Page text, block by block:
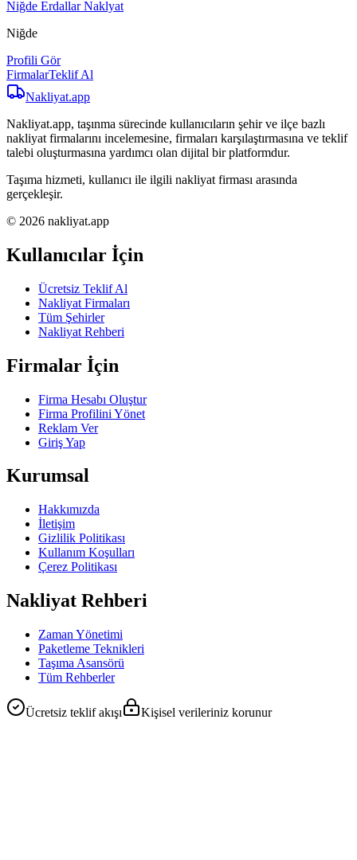
Niğde Erdallar Naklyat
Niğde
Profili Gör
FirmalarTeklif Al
Nakliyat.app
Nakliyat.app, taşınma sürecinde kullanıcıların şehir ve ilçe bazlı
nakliyat firmalarını incelemesine, firmaları karşılaştırmasına ve teklif
talebi oluşturmasına yardımcı olan dijital bir platformdur.
Taşıma hizmeti, kullanıcı ile ilgili nakliyat firması arasında
gerçekleşir.
© 2026 nakliyat.app
Kullanıcılar İçin
Ücretsiz Teklif Al
Nakliyat Firmaları
Tüm Şehirler
Nakliyat Rehberi
Firmalar İçin
Firma Hesabı Oluştur
Firma Profilini Yönet
Reklam Ver
Giriş Yap
Kurumsal
Hakkımızda
İletişim
Gizlilik Politikası
Kullanım Koşulları
Çerez Politikası
Nakliyat Rehberi
Zaman Yönetimi
Paketleme Teknikleri
Taşıma Asansörü
Tüm Rehberler
Ücretsiz teklif akışı Kişisel verileriniz korunur